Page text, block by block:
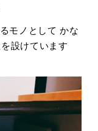
モノとして かな
設けています